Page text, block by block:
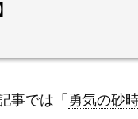
事では「 勇気の砂